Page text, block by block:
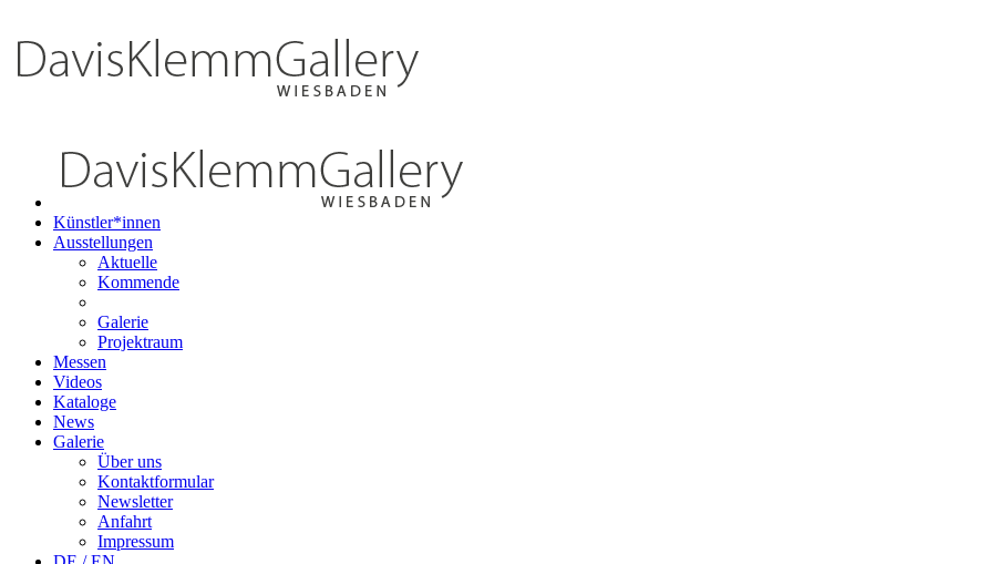
Künstler*innen
Ausstellungen
Aktuelle
Kommende
Galerie
Projektraum
Messen
Videos
Kataloge
News
Galerie
Über uns
Kontaktformular
Newsletter
Anfahrt
Impressum